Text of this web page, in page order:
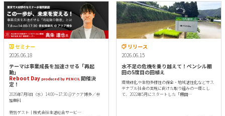
セミナー
2026.06.18
テーマは事業成長を加速させる「再起
動」
Reboot Dayproduced by PENCIL 開催決
定！
2026年7月8日（水）14:00～17:30 @アクア博多／参
加無料
特別ゲスト｜株式会社生活総合サービ…
リリース
2026.06.15
水不足の危機を乗り越えて！ペンシル棚
田の5度目の田植え
環境緑化や生物多様性の保全・地域活性化などサス
テナブル社会の実現に向けた取り組みの一環とし
て、2022年5月にスタートした「棚田…